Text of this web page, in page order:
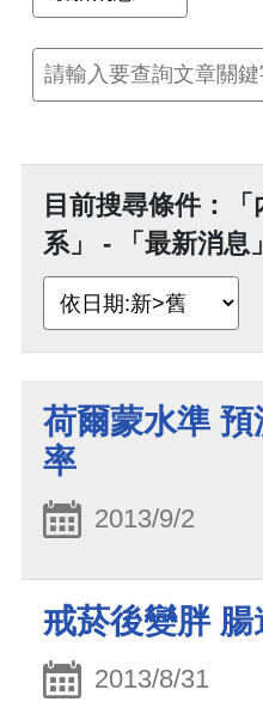
目前搜尋條件：
系」 - 「最新消息
荷爾蒙水準
率
2013/9/2
戒菸後變胖
2013/8/31